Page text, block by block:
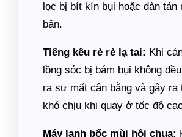
lọc bị bít kín bụi hoặc dàn tản
bẩn.
Tiếng kêu rè rè lạ tai: Khi
lồng sóc bị bám bụi không
ra sự mất cân bằng và gây ra
khó chịu khi quay ở tốc độ
Máy lạnh bốc mùi hôi chua: